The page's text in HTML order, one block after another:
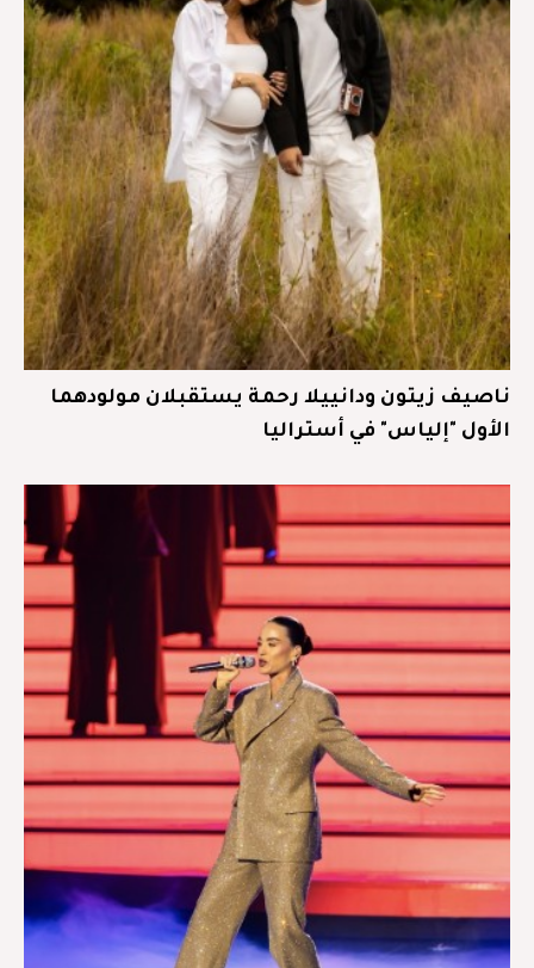
ناصيف زيتون ودانييلا رحمة يستقبلان مولودهما
الأول "إلياس" في أستراليا